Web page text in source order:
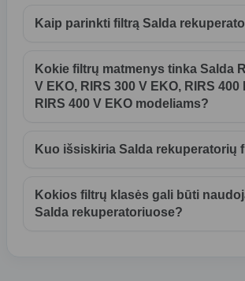
Kaip parinkti filtrą Salda
Kokie filtrų matmenys tinka Salda
V EKO, RIRS 300 V EKO, RIRS 400
RIRS 400 V EKO modeliams?
Kuo išsiskiria Salda rekuperatorių
Kokios filtrų klasės gali būti
Salda rekuperatoriuose?